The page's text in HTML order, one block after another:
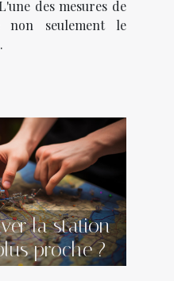
des mesures de
non seulement le
la station
proche ?